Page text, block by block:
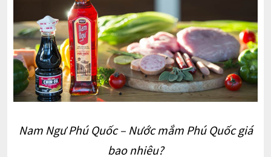
Nam Ngư Phú Quốc – Nước mắm Phú Quốc giá
bao nhiêu?